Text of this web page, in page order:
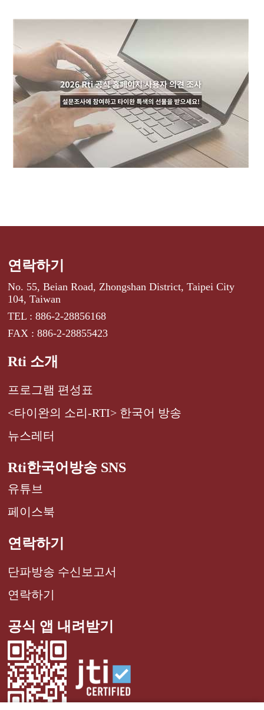
연락하기
No. 55, Beian Road, Zhongshan District, Taipei City
104, Taiwan
TEL : 886-2-28856168
FAX : 886-2-28855423
Rti 소개
프로그램 편성표
<타이완의 소리-RTI> 한국어 방송
뉴스레터
Rti한국어방송 SNS
유튜브
페이스북
연락하기
단파방송 수신보고서
연락하기
공식 앱 내려받기